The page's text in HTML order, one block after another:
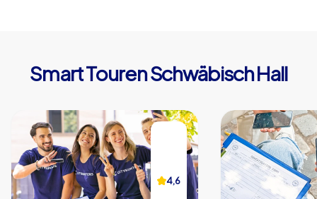
Smart Touren Schwäbisch Hall
4,6